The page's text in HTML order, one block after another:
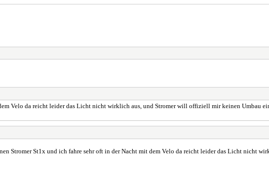
Velo da reicht leider das Licht nicht wirklich aus, und Stromer will offiziell mir keinen Umbau
Stromer St1x und ich fahre sehr oft in der Nacht mit dem Velo da reicht leider das Licht nicht